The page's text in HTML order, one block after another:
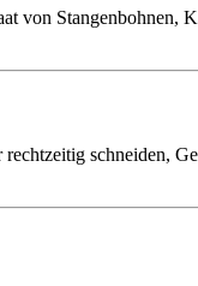
von Stangenbohnen,
schneiden,